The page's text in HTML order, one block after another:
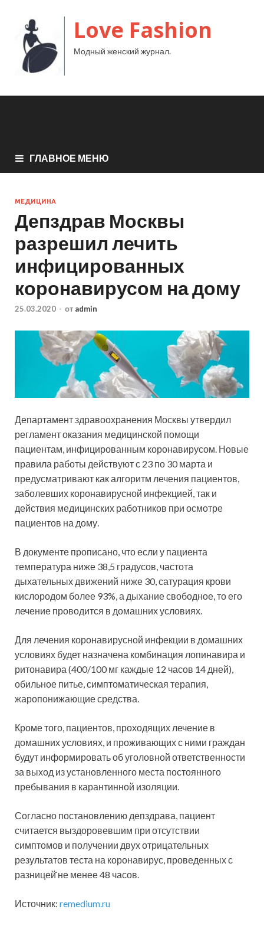
Love Fashion
Модный женский журнал.
ГЛАВНОЕ МЕНЮ
МЕДИЦИНА
Депздрав Москвы
разрешил лечить
инфицированных
коронавирусом на дому
25.03.2020 - от admin
Департамент здравоохранения Москвы утвердил
регламент оказания медицинской помощи
пациентам, инфицированным коронавирусом. Новые
правила работы действуют с 23 по 30 марта и
предусматривают как алгоритм лечения пациентов,
заболевших коронавирусной инфекцией, так и
действия медицинских работников при осмотре
пациентов на дому.
В документе прописано, что если у пациента
температура ниже 38,5 градусов, частота
дыхательных движений ниже 30, сатурация крови
кислородом более 93%, а дыхание свободное, то его
лечение проводится в домашних условиях.
Для лечения коронавирусной инфекции в домашних
условиях будет назначена комбинация лопинавира и
ритонавира (400/100 мг каждые 12 часов 14 дней),
обильное питье, симптоматическая терапия,
жаропонижающие средства.
Кроме того, пациентов, проходящих лечение в
домашних условиях, и проживающих с ними граждан
будут информировать об уголовной ответственности
за выход из установленного места постоянного
пребывания в карантинной изоляции.
Согласно постановлению депздрава, пациент
считается выздоровевшим при отсутствии
симптомов и получении двух отрицательных
результатов теста на коронавирус, проведенных с
разницей̆ не менее 48 часов.
Источник: remedium.ru